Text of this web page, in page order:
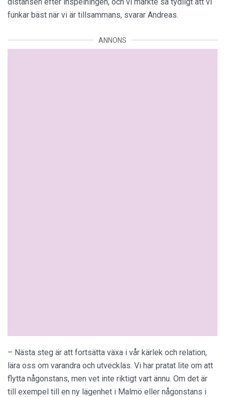
funkar bäst när vi är tillsammans, svarar Andreas.
ANNONS
– Nästa steg är att fortsätta växa i vår kärlek och relation,
lära oss om varandra och utvecklas. Vi har pratat lite om att
flytta någonstans, men vet inte riktigt vart ännu. Om det är
till exempel till en ny lägenhet i Malmö eller någonstans i